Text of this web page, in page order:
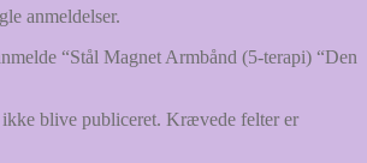
anmeldelser.
“Stål Magnet Armbånd (5-terapi) “Den
blive publiceret. Krævede felter er